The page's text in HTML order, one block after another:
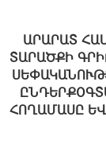
ԱՐԱՐԱՏ
ՏԱՐԱԾՔԻ
ՀՈՂԱՄԱՍԸ